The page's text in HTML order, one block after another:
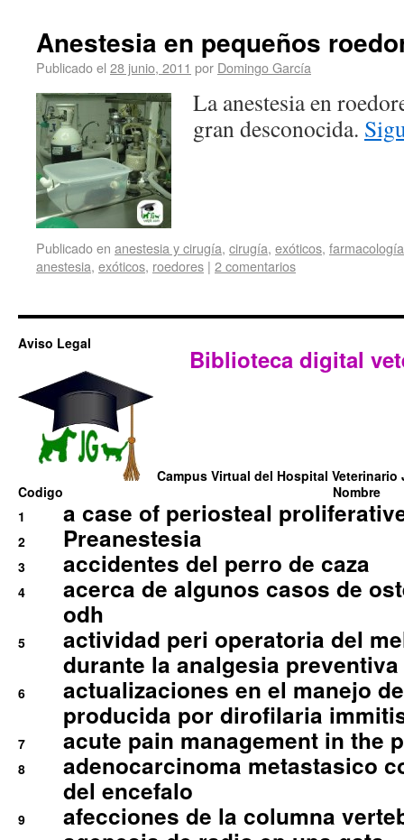
Anestesia en pequeños
Publicado el 28 junio, 2011 por Domingo García
La anestesia en
gran desconocida.
Publicado en anestesia y cirugía, cirugía, exóticos, farmacología
anestesia, exóticos, roedores | 2 comentarios
Aviso Legal
Biblioteca digital
Campus Virtual del Hospital Veterinario
Codigo
Nombre
1
a case of periosteal
2 Preanestesia
3 accidentes del perro de caza
4
acerca de algunos casos de
odh
5
actividad peri operatoria del
durante la analgesia
6
actualizaciones en el manejo
producida por dirofilaria
7 acute pain management in the
8
adenocarcinoma metastasico
del encefalo
9 afecciones de la columna